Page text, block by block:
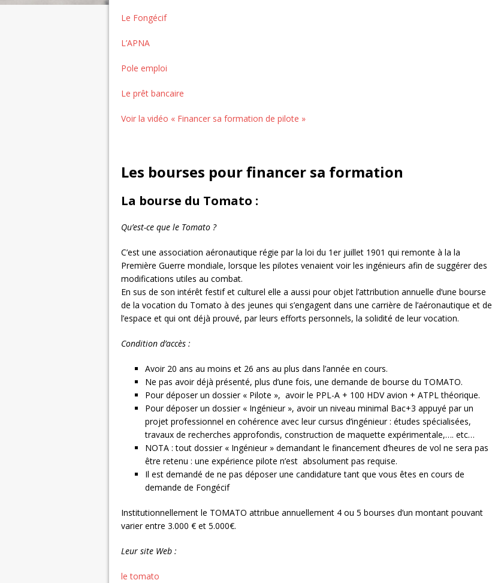
Le Fongécif
L’APNA
Pole emploi
Le prêt bancaire
Voir la vidéo « Financer sa formation de pilote »
Les bourses pour financer sa formation
La bourse du Tomato :
Qu’est-ce que le Tomato ?
C’est une association aéronautique régie par la loi du 1er juillet 1901 qui remonte à la la
Première Guerre mondiale, lorsque les pilotes venaient voir les ingénieurs afin de suggérer des
modifications utiles au combat.
En sus de son intérêt festif et culturel elle a aussi pour objet l’attribution annuelle d’une bourse
de la vocation du Tomato à des jeunes qui s’engagent dans une carrière de l’aéronautique et de
l’espace et qui ont déjà prouvé, par leurs efforts personnels, la solidité de leur vocation.
Condition d’accès :
Avoir 20 ans au moins et 26 ans au plus dans l’année en cours.
Ne pas avoir déjà présenté, plus d’une fois, une demande de bourse du TOMATO.
Pour déposer un dossier « Pilote », avoir le PPL-A + 100 HDV avion + ATPL théorique.
Pour déposer un dossier « Ingénieur », avoir un niveau minimal Bac+3 appuyé par un
projet professionnel en cohérence avec leur cursus d’ingénieur : études spécialisées,
travaux de recherches approfondis, construction de maquette expérimentale,…. etc…
NOTA : tout dossier « Ingénieur » demandant le financement d’heures de vol ne sera pas
être retenu : une expérience pilote n’est absolument pas requise.
Il est demandé de ne pas déposer une candidature tant que vous êtes en cours de
demande de Fongécif
Institutionnellement le TOMATO attribue annuellement 4 ou 5 bourses d’un montant pouvant
varier entre 3.000 € et 5.000€.
Leur site Web :
le tomato